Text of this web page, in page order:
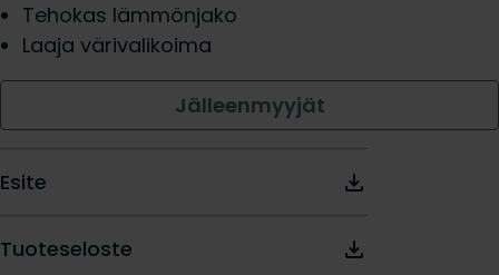
Tehokas lämmönjako
Laaja värivalikoima
Jälleenmyyjät
Esite
Tuoteseloste